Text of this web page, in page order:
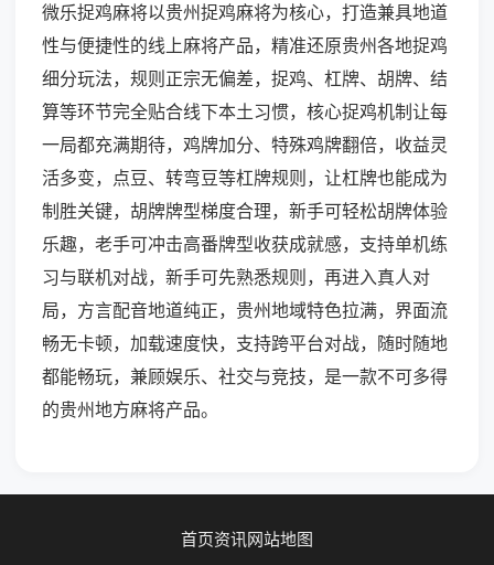
微乐捉鸡麻将以贵州捉鸡麻将为核心，打造兼具地道
性与便捷性的线上麻将产品，精准还原贵州各地捉鸡
细分玩法，规则正宗无偏差，捉鸡、杠牌、胡牌、结
算等环节完全贴合线下本土习惯，核心捉鸡机制让每
一局都充满期待，鸡牌加分、特殊鸡牌翻倍，收益灵
活多变，点豆、转弯豆等杠牌规则，让杠牌也能成为
制胜关键，胡牌牌型梯度合理，新手可轻松胡牌体验
乐趣，老手可冲击高番牌型收获成就感，支持单机练
习与联机对战，新手可先熟悉规则，再进入真人对
局，方言配音地道纯正，贵州地域特色拉满，界面流
畅无卡顿，加载速度快，支持跨平台对战，随时随地
都能畅玩，兼顾娱乐、社交与竞技，是一款不可多得
的贵州地方麻将产品。
首页资讯网站地图